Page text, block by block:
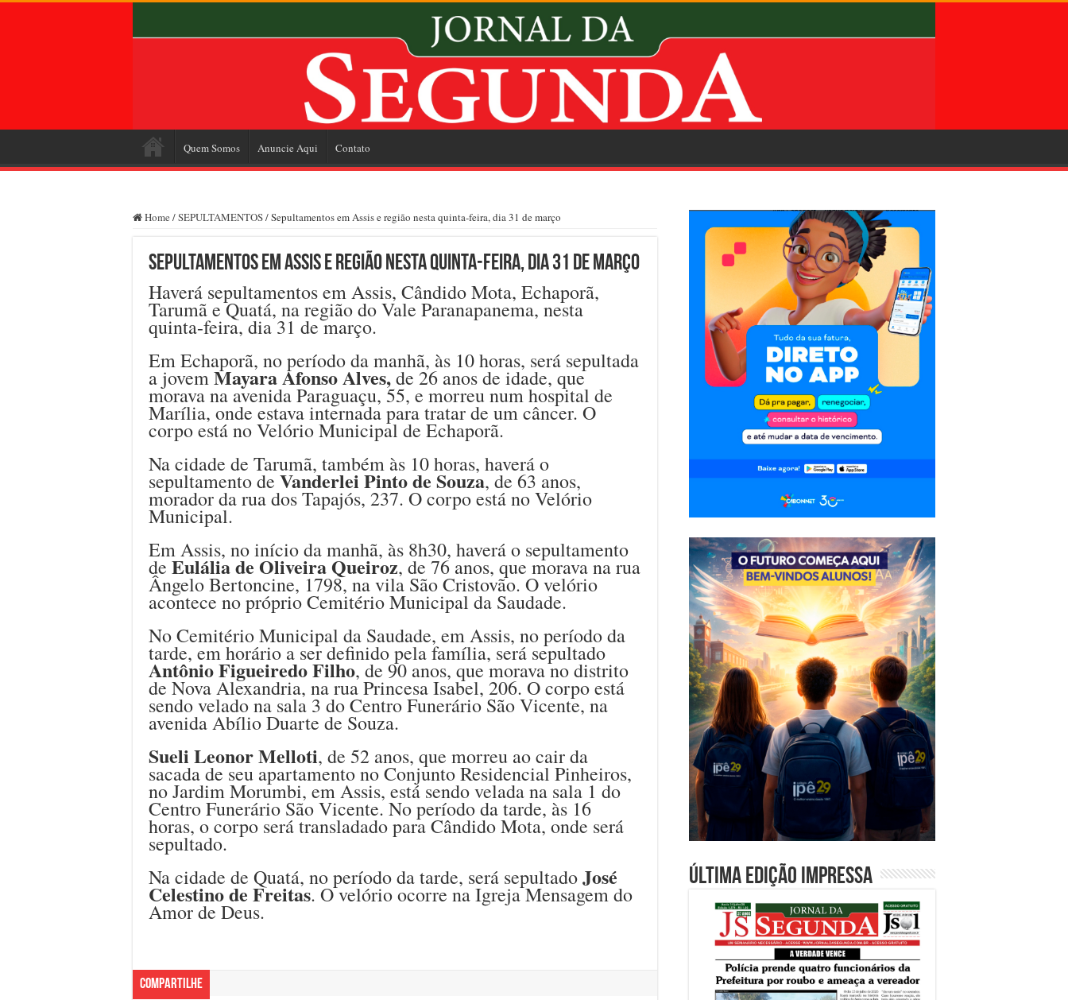
Quem Somos Anuncie Aqui Contato
Home /SEPULTAMENTOS/Sepultamentos em Assis e região nesta quinta-feira, dia 31 de março
Sepultamentos em Assis e região nesta quinta-feira, dia 31 de março
Haverá sepultamentos em Assis, Cândido Mota, Echaporã,
Tarumã e Quatá, na região do Vale Paranapanema, nesta
quinta-feira, dia 31 de março.
Em Echaporã, no período da manhã, às 10 horas, será sepultada
a jovemMayara Afonso Alves,de 26 anos de idade, que
morava na avenida Paraguaçu, 55, e morreu num hospital de
Marília, onde estava internada para tratar de um câncer. O
corpo está no Velório Municipal de Echaporã.
Na cidade de Tarumã, também às 10 horas, haverá o
sepultamento de Vanderlei Pinto de Souza, de 63 anos,
morador da rua dos Tapajós, 237. O corpo está no Velório
Municipal.
Em Assis, no início da manhã, às 8h30, haverá o sepultamento
de Eulália de Oliveira Queiroz, de 76 anos, que morava na rua
Ângelo Bertoncine, 1798, na vila São Cristovão. O velório
acontece no próprio Cemitério Municipal da Saudade.
No Cemitério Municipal da Saudade, em Assis, no período da
tarde, em horário a ser definido pela família, será sepultado
Antônio Figueiredo Filho, de 90 anos, que morava no distrito
de Nova Alexandria, na rua Princesa Isabel, 206. O corpo está
sendo velado na sala 3 do Centro Funerário São Vicente, na
avenida Abílio Duarte de Souza.
Sueli Leonor Melloti, de 52 anos, que morreu ao cair da
sacada de seu apartamento no Conjunto Residencial Pinheiros,
no Jardim Morumbi, em Assis, está sendo velada na sala 1 do
Centro Funerário São Vicente. No período da tarde, às 16
horas, o corpo será transladado para Cândido Mota, onde será
sepultado.
Na cidade de Quatá, no período da tarde, será sepultadoJosé
Celestino de Freitas. O velório ocorre na Igreja Mensagem do
Amor de Deus.
Compartilhe
Última edição impressa